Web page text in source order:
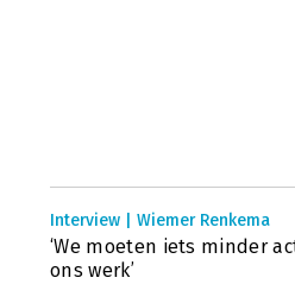
Interview | Wiemer Renkema
‘We moeten iets minder
ons werk’